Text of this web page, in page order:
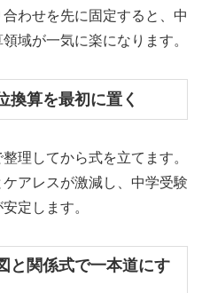
わせを先に固定すると、中
域が一気に楽になります。
換算を最初に置く
理してから式を立てます。
アレスが激減し、中学受験
定します。
と関係式で一本道にす